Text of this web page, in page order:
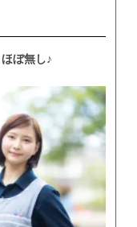
ぼ無し♪